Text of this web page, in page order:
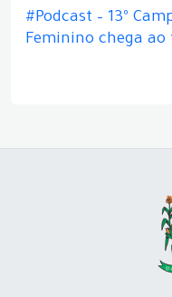
#Podcast – 13º
Feminino chega ao